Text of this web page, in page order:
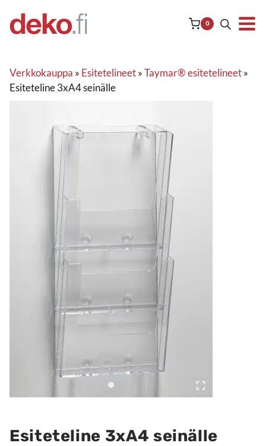
sisältöön
0
Verkkokauppa » Esitetelineet»Taymar® esitetelineet»
Esiteteline 3xA4 seinälle
Esiteteline 3xA4 seinälle